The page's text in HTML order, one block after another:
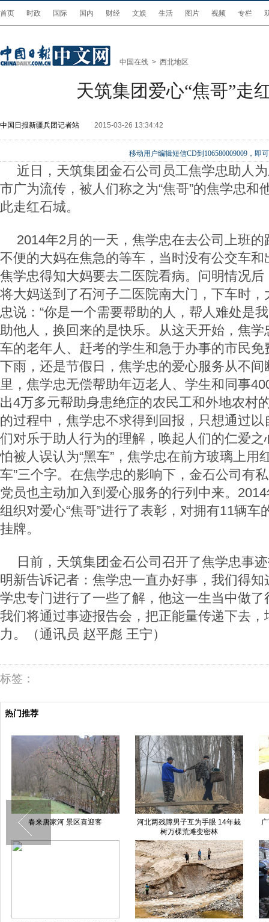
首页 时政 国际 国内 财经 文娱 生活 图片 视频 专栏
中国在线 > 西北地区
天筑集团爱心“焦哥”走
中国日报新疆兵团记者站 2015-03-26 13:34:42
移动用户编辑短信CD到106580009009，即
近日，天筑集团金石公司员工焦学忠助人
市广为流传，被人们称之为“焦哥”的焦学忠和
此走红石城。
2014年2 月的一天，焦学忠在去公司上班
不便的大妈在焦急的等车，当时没有公交车
焦学忠得知大妈要去二医院看病。问明情况
将大妈送到了石河子二医院南大门，下车时
忠说：“你是一个需要帮助的人，帮人难处是
助他人，换回来的是快乐。从这天开始，焦
车的老年人、赶考的学生和急于办事的市民
下雨，还是节假日，焦学忠的爱心服务从不
里，焦学忠无偿帮助年迈老人、学生和同事
出4万多元帮助身患绝症的农民工和外地农村
的过程中，焦学忠不求得到回报，只想通过
们对乐于助人行为的理解，唤起人们的仁爱
怕被人误认为“黑车”，焦学忠在前方玻璃上用
车”三个字。在焦学忠的影响下，金石公司有
党员也主动加入到爱心服务的行列中来。 2014
组织对爱心“焦哥”进行了表彰，对拥有11辆车
挂牌。
日前，天筑集团金石公司召开了焦学忠事
明新告诉记者：焦学忠一直办好事，我们得
学忠专门进行了一些了解，他这一生当中做
我们将通过事迹报告会，把正能量传递下去
力。（通讯员 赵平彪 王宁）
标签：
热门推荐
河北张家口：“雾炮”降尘护蓝天 四川峨眉山景区降近7年来最大雪